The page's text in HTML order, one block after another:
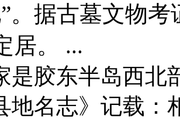
。据古墓文物
居。 ...
是胶东半岛西北
地名志》记载